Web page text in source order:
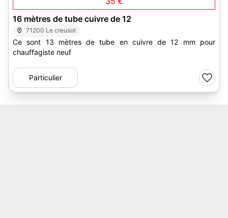
16 mètres de tube cuivre de 12
71200 Le creusot
Ce sont 13 mètres de tube en cuivre de 12 mm pour
chauffagiste neuf
Particulier